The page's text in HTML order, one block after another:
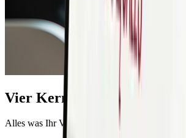
Vier Kernfunktionen, ein Ziel
Alles was Ihr Vertriebsteam im Außendienst